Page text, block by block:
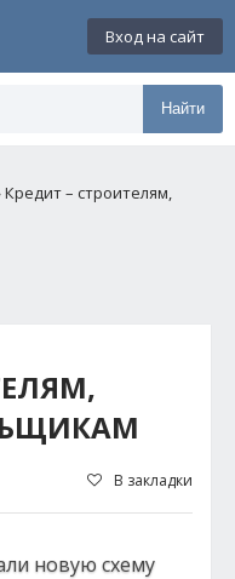
Вход на сайт
Найти
Кредит – строителям,
В закладки
новую схему